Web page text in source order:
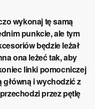
wykonaj tę samą
punkcie, ale tym
będzie leżał
ona leżeć tak, aby
linki pomocniczej
i wychodzić z
przez pętlę